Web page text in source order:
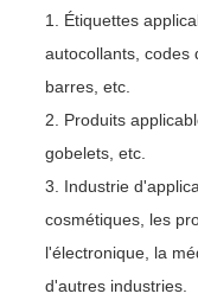
1. Étiquettes
autocollants, codes
barres, etc.
2. Produits
gobelets, etc.
3. Industrie
cosmétiques, les
l'électronique, la
d'autres industries.